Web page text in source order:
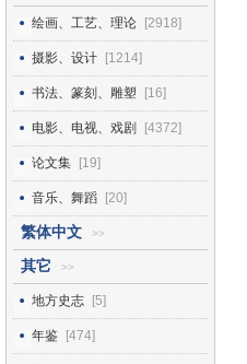
绘画、工艺、理论 [2918]
摄影、设计 [1214]
书法、篆刻、雕塑 [16]
电影、电视、戏剧 [4372]
论文集 [19]
音乐、舞蹈 [20]
繁体中文 >>
其它 >>
地方史志 [5]
年鉴 [474]